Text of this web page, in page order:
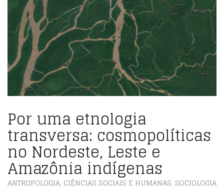
Por uma etnologia
transversa: cosmopolíticas
no Nordeste, Leste e
Amazônia indígenas
ANTROPOLOGIA, CIÊNCIAS SOCIAIS E HUMANAS, SOCIOLOGIA